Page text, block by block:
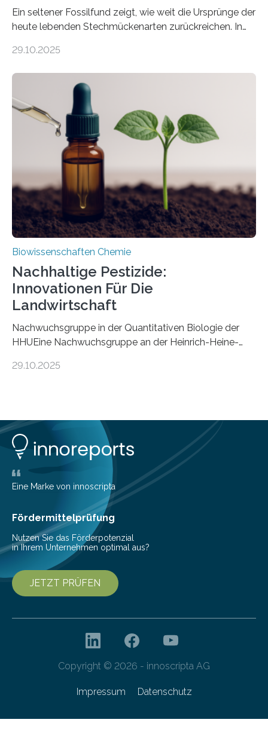
Ein seltener Fossilfund zeigt, wie weit die Ursprünge der
heute lebenden Stechmückenarten zurückreichen. In
Forschende die bisher älteste bekannte Stechmücken-
Region Kachin in Myanmar und hat sich in
ausgezeichnetem Zustand erhalten. Es konnte als neue
Art einer neuen Gattung beschrieben werden und trägt
nun den Namen Cretosabethes primaevus. Dieser erste
fossile Nachweis einer Stechmückenlarve in Bernstein
stellt gleichzeitig den ersten Fossilfund einer
Mückenlarve aus dem Mesozoikum dar, denn…
29.10.2025
Biowissenschaften Chemie
Nachhaltige Pestizide:
Innovationen Für Die
Landwirtschaft
Nachwuchsgruppe in der Quantitativen Biologie der
HHUEine Nachwuchsgruppe an der Heinrich-Heine-
fünf Jahren erforschen, wie Bakterien auf
Insektenblume. Das Bundesministerium für Forschung,
Technologie und Raumfahrt (BMFTR) fördert das
Projekt im Rahmen der Nationalen
Bioökonomiestrategie mit rund 2,7 Millionen Euro.
Pestizide sind äußerst wichtig, um die globale
Ernährung zu sichern. Ohne sie besteht die weltweite
Gefahr erheblicher…
29.10.2025
Eine Marke von innoscripta
Fördermittelprüfung
Nutzen Sie das Förderpotenzial
in Ihrem Unternehmen optimal aus?
JETZT PRÜFEN
Copyright © 2026 - innoscripta AG
Impressum Datenschutz